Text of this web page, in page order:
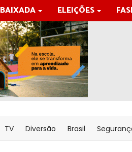
BAIXADA ELEIÇÕES
TV Diversão Brasil